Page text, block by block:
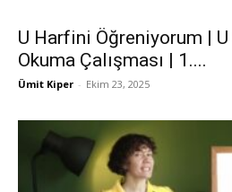
U Harfini Öğreniyorum |
Okuma Çalışması | 1....
Ümit Kiper - Ekim 23, 2025